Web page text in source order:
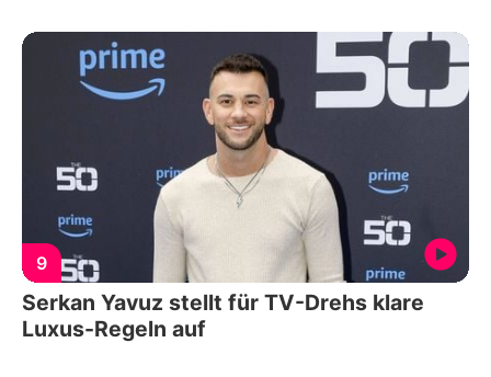
9
Serkan Yavuz stellt für TV-Drehs klare
Luxus-Regeln auf